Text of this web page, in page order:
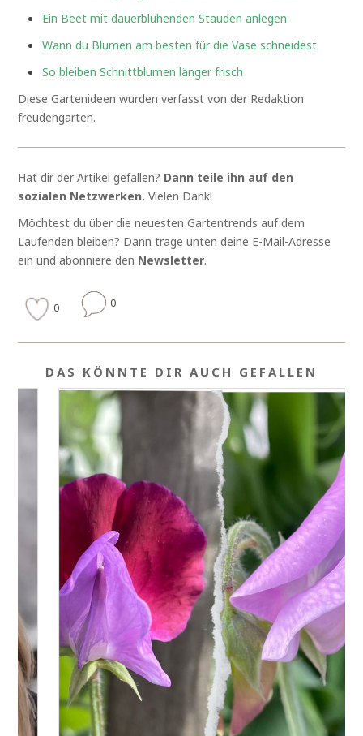
Ein Beet mit dauerblühenden Stauden anlegen
Wann du Blumen am besten für die Vase schneidest
So bleiben Schnittblumen länger frisch
Diese Gartenideen wurden verfasst von der Redaktion
freudengarten.
Hat dir der Artikel gefallen? Dann teile ihn auf den
sozialen Netzwerken.Vielen Dank!
Möchtest du über die neuesten Gartentrends auf dem
Laufenden bleiben? Dann trage unten deine E-Mail-Adresse
ein und abonniere den Newsletter.
0 0
DAS KÖNNTE DIR AUCH GEFALLEN